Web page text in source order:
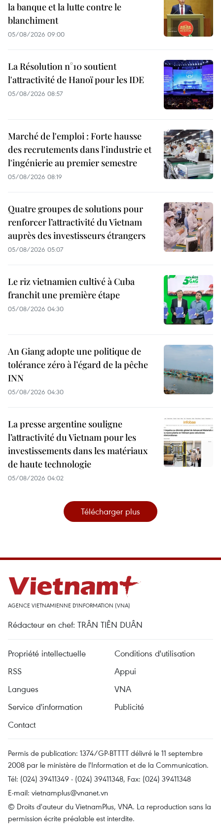
la banque et la lutte contre le
blanchiment
05/08/2026 09:00
La Résolution n°10 soutient
l'attractivité de Hanoï pour les IDE
05/08/2026 08:57
Marché de l'emploi : Forte hausse
des recrutements dans l'industrie et
l'ingénierie au premier semestre
05/08/2026 08:19
Quatre groupes de solutions pour
renforcer l’attractivité du Vietnam
auprès des investisseurs étrangers
05/08/2026 05:07
Le riz vietnamien cultivé à Cuba
franchit une première étape
05/08/2026 04:30
An Giang adopte une politique de
tolérance zéro à l’égard de la pêche
INN
05/08/2026 04:30
La presse argentine souligne
l’attractivité du Vietnam pour les
investissements dans les matériaux
de haute technologie
05/08/2026 04:02
Télécharger plus
AGENCE VIETNAMIENNE D'INFORMATION (VNA)
Rédacteur en chef: TRÂN TIÊN DUÂN
Propriété intellectuelle
Conditions d'utilisation
RSS
Appui
Langues
VNA
Service d'information
Publicité
Contact
Permis de publication: 1374/GP-BTTTT délivré le 11 septembre
2008 par le ministère de l'Information et de la Communication.
Tél: (024) 39411349 - (024) 39411348, Fax: (024) 39411348
E-mail: vietnamplus@vnanet.vn
© Droits d'auteur du VietnamPlus, VNA. La reproduction sans la
permission écrite préalable est interdite.